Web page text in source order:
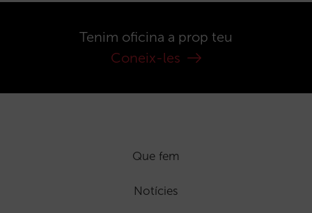
Tenim oficina a prop teu
Coneix-les
Que fem
Notícies